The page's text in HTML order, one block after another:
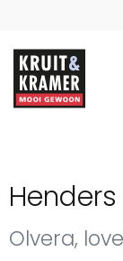
Olvera,